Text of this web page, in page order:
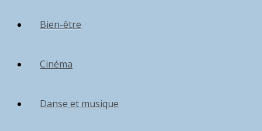
Bien-être
Cinéma
Danse et musique